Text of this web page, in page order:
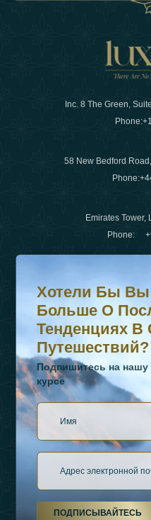
Inc. 8 The Green,
Phone:
58 New Bedford
Phone:
Emirates Tower,
Phone:
WhatsApp Нет
Хотели бы вы услышать
Подпишитесь на нашу
Хотели Бы
Больше О
Тенденциях В
Путешествий?
Подпишитесь на нашу
курсе
ПОДПИСЫВАЙТЕСЬ